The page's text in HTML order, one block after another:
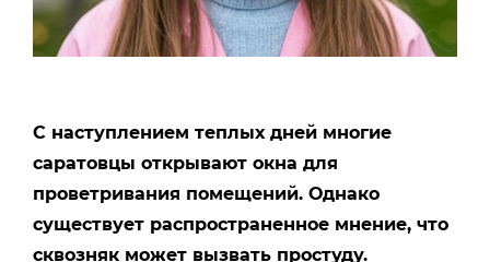
С наступлением теплых дней многие
саратовцы открывают окна для
проветривания помещений. Однако
существует распространенное мнение, что
сквозняк может вызвать простуду.